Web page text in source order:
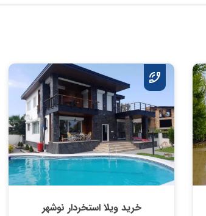
خرید ویلا استخردار نوشهر